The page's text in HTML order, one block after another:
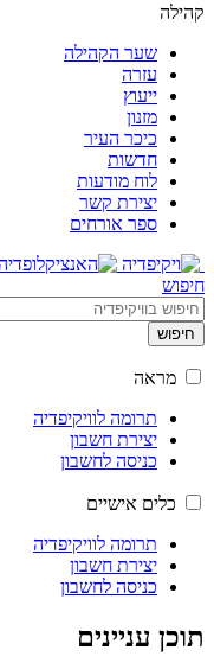
קהילה
שער הקהילה
עזרה
ייעוץ
מזנון
כיכר העיר
חדשות
לוח מודעות
יצירת קשר
ספר אורחים
חיפוש
חיפוש
מראה
תרומה לוויקיפדיה
יצירת חשבון
כניסה לחשבון
כלים אישיים
תרומה לוויקיפדיה
יצירת חשבון
כניסה לחשבון
תוכן עניינים